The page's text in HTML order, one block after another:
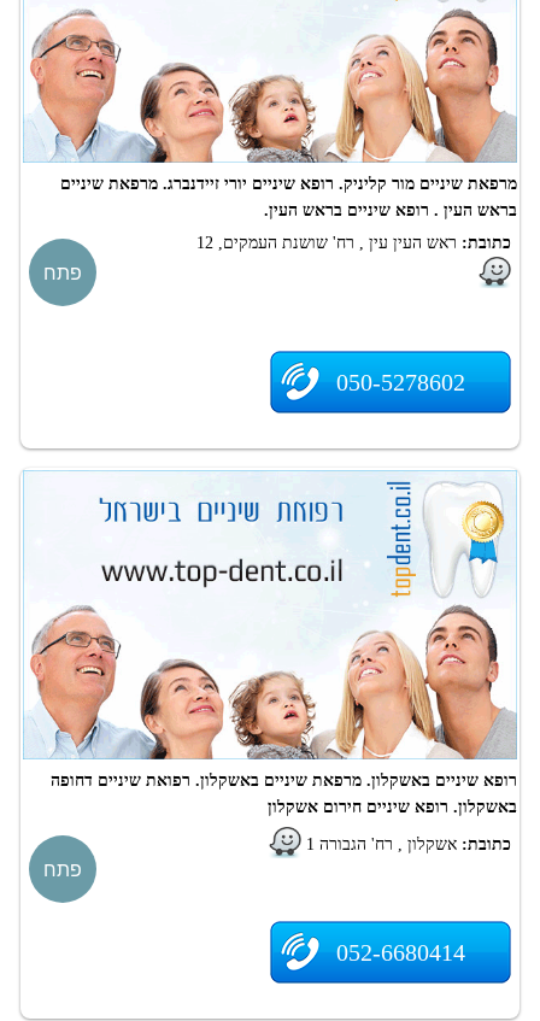
מרפאת שיניים מור קליניק. רופא שיניים יורי זיידנברג. מרפאת שיניים
בראש העין . רופא שיניים בראש העין.
כתובת: ראש העין עין , רח' שושנת העמקים, 12
050-5278602
פתח
רופא שיניים באשקלון. מרפאת שיניים באשקלון. רפואת שיניים דחופה
באשקלון. רופא שיניים חירום אשקלון
כתובת: אשקלון , רח' הגבורה 1
052-6680414
פתח